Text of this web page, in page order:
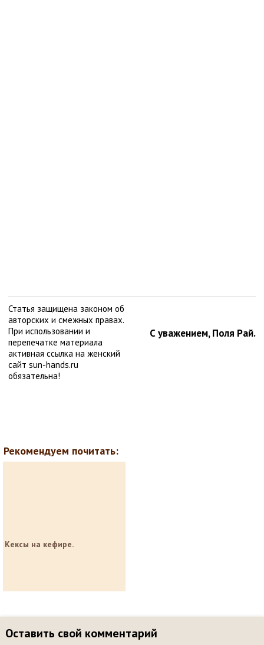
Статья защищена законом об
авторских и смежных правах.
При использовании и
перепечатке материала
активная ссылка на женский
сайт sun-hands.ru
обязательна!
С уважением, Поля Рай.
Рекомендуем почитать:
Кексы на кефире.
Оставить свой комментарий